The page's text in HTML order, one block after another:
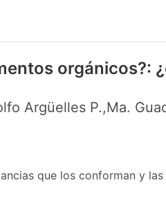
orgánicos?:
Argüelles P.,Ma.
que los conforman y las